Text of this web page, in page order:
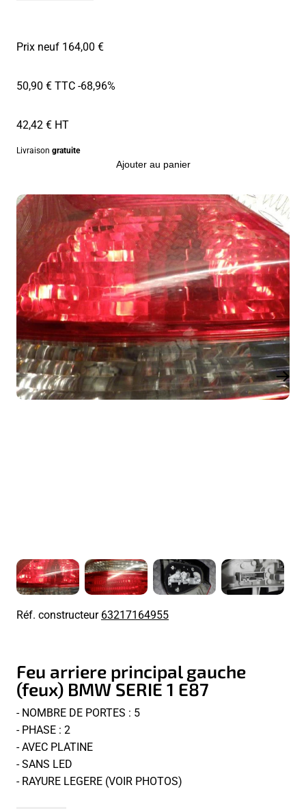
Prix neuf 164,00 €
50,90 € TTC-68,96%
42,42 € HT
Livraison gratuite
Ajouter au panier
Réf. constructeur63217164955
Feu arriere principal gauche
(feux) BMW SERIE 1 E87
- NOMBRE DE PORTES : 5
- PHASE : 2
- AVEC PLATINE
- SANS LED
- RAYURE LEGERE (VOIR PHOTOS)